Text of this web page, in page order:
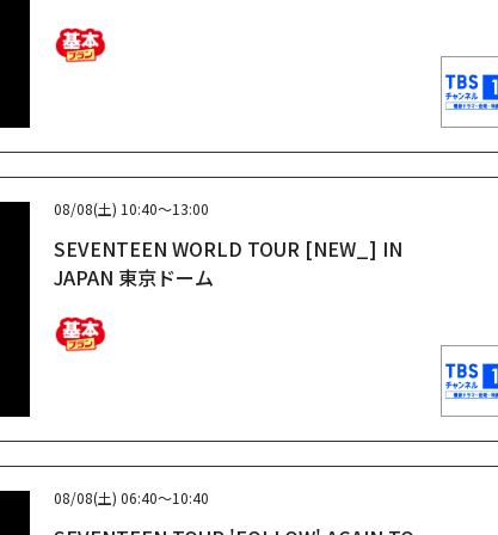
08/08(土) 10:40～13:00
SEVENTEEN WORLD TOUR [NEW_] IN
JAPAN 東京ドーム
08/08(土) 06:40～10:40